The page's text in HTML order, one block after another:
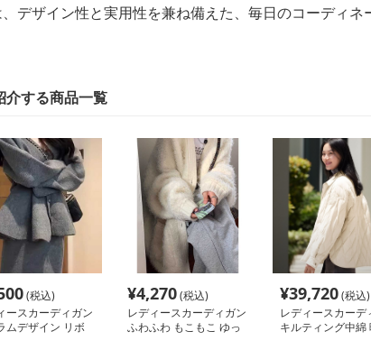
デザイン性と実用性を兼ね備えた、毎日のコーディ
介する商品一覧
(税込)
ースカーディガン
ムデザイン リボ
¥4,270(税込)
レディースカーディガン
ふわふわ もこもこ ゆっ
¥39,720(税込)
レディースカーデ
キルティング中綿